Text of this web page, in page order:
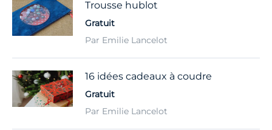
Trousse hublot
Gratuit
Par Emilie Lancelot
16 idées cadeaux à coudre
Gratuit
Par Emilie Lancelot